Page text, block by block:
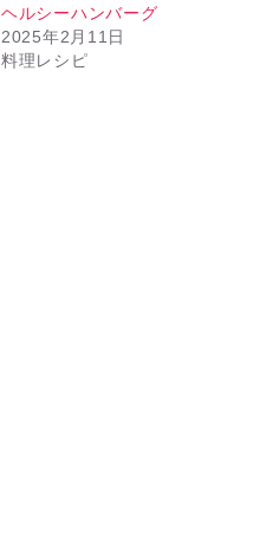
ヘルシーハンバーグ
2025年2月11日
料理レシピ